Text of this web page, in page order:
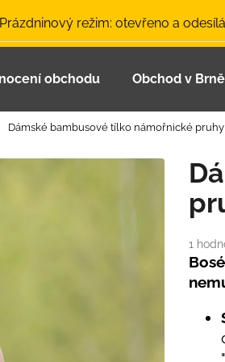
režim: otevřeno a
obchodu Obchod v Brně
Dámské bambusové tílko námořnické
je
1
Co potřebujete najít?
LETNÍ ČEPICE UV 30 SVĚTLE MODRÁ